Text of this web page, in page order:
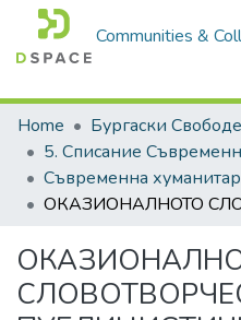
Communities &
Home